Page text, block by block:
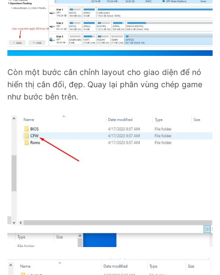
Còn một bước cân chỉnh layout cho giao diện để nó
hiển thị cân đối, đẹp. Quay lại phân vùng chép game
như bước bên trên.